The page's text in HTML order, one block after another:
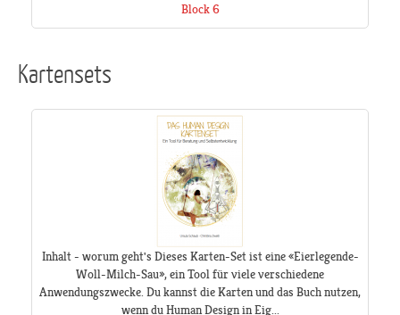
Block 6
Kartensets
Inhalt - worum geht's Dieses Karten-Set ist eine «Eierlegende-
Woll-Milch-Sau», ein Tool für viele verschiedene
Anwendungszwecke. Du kannst die Karten und das Buch nutzen,
wenn du Human Design in Eig...